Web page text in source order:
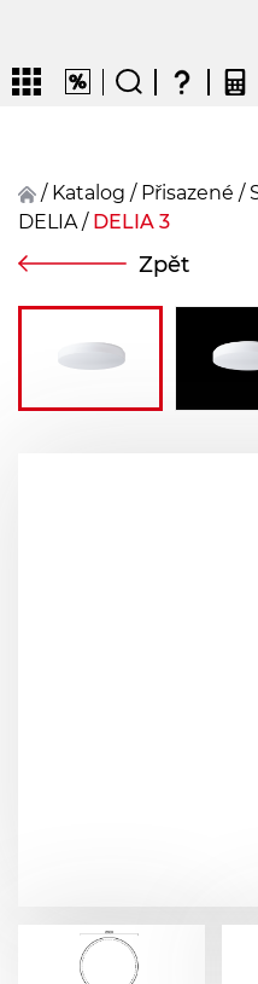
CZENDEFRFIN
/ Katalog / přisazené /
DELIA/ DELIA 3
Zpět